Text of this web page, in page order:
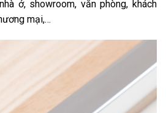
ở, showroom, văn phòng, khách
mại,…